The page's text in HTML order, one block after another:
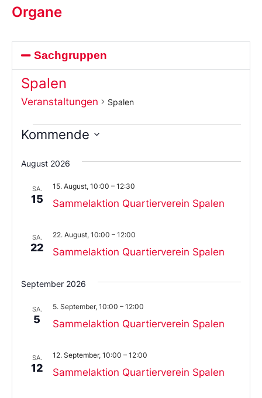
Organe
Sachgruppen
Spalen
Veranstaltungen Spalen
Kommende
Sie
das
aus.
August 2026
SA.
15 Sammelaktion Quartierverein Spalen
15. August, 10:00 – 12:30
SA.
22 Sammelaktion Quartierverein Spalen
22. August, 10:00 – 12:00
September 2026
SA.
5 Sammelaktion Quartierverein Spalen
5. September, 10:00 – 12:00
SA.
12 Sammelaktion Quartierverein Spalen
12. September, 10:00 – 12:00